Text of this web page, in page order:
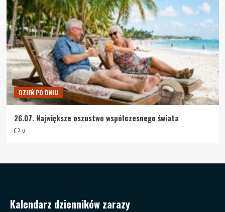
DZIEŃ PO DNIU
26.07. Największe oszustwo współczesnego świata
0
Kalendarz dzienników zarazy